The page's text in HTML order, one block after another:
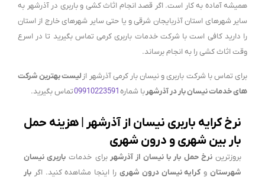
همیشه آماده به کار است. اگر قصد انجام اثاث کشی و باربری در آذرشهر به
سایر شهرهای استان آذربایجان شرقی و یا حتی سایر شهرهای خارج از استان
را دارید کافی است با شرکت خدمات باربری کرمی تماس بگیرید تا در اسرع
وقت اثاث کشی را به انجام برساند.
برای تماس با شرکت باربری و نیسان بار کرمی آذرشهر از لیست بهترین شرکت
های خدمات نیسان بار در آذرشهربا شماره09910223591تماس بگیرید.
نرخ کرایه باربری نیسان از آذرشهر | هزینه حمل
بار بین شهری و درون شهری
بروزتریننرخ حمل بار با نیسان از آذرشهربرای خدمات باربری نیسان
شهرستانو کرایه نیسان درون شهری را اینجا مشاهده کنید. اگر بار